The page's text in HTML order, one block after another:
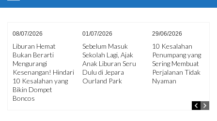
08/07/2026
Liburan Hemat
Bukan Berarti
Mengurangi
Kesenangan! Hindari
10 Kesalahan yang
Bikin Dompet
Boncos
01/07/2026
Sebelum Masuk
Sekolah Lagi, Ajak
Anak Liburan Seru
Dulu di Jepara
Ourland Park
29/06/2026
10 Kesalahan
Penumpang yang
Sering Membuat
Perjalanan Tidak
Nyaman